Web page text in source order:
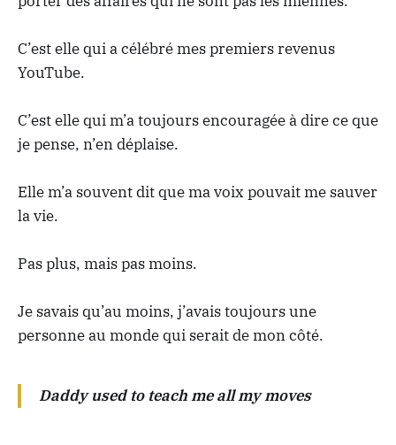
C’est elle qui a célébré mes premiers revenus
YouTube.
C’est elle qui m’a toujours encouragée à dire ce que
je pense, n’en déplaise.
Elle m’a souvent dit que ma voix pouvait me sauver
la vie.
Pas plus, mais pas moins.
Je savais qu’au moins, j’avais toujours une
personne au monde qui serait de mon côté.
Daddy used to teach me all my moves